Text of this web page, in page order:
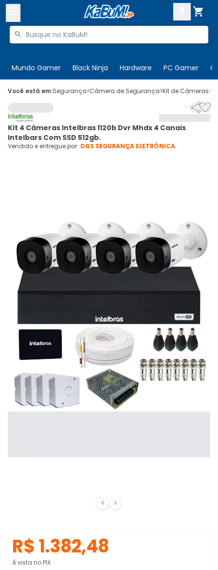

Buscar produtos

Mundo Gamer Black Ninja Hardware PC Gamer
 Olá. Acesse sua conta
 Departamentos
Cupons
CADASTRE-SE
Você está em:Segurança>Câmera de Segurança>Kit de Câmeras>
 

Kit 4 Câmeras Intelbras 1120b Dvr Mhdx 4 Canais
Intelbars Com SSD 512gb.
Vendido e entregue por: DGS SEGURANÇA ELETRÔNICA
R$ 1.382,48
À vista no PIX